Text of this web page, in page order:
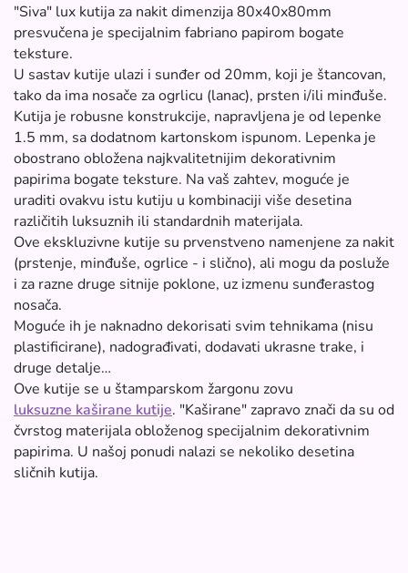
"Siva" lux kutija za nakit dimenzija 80x40x80mm
presvučena je specijalnim fabriano papirom bogate
teksture.
U sastav kutije ulazi i sunđer od 20mm, koji je štancovan,
tako da ima nosače za ogrlicu (lanac), prsten i/ili minđuše.
Kutija je robusne konstrukcije, napravljena je od lepenke
1.5 mm, sa dodatnom kartonskom ispunom. Lepenka je
obostrano obložena najkvalitetnijim dekorativnim
papirima bogate teksture. Na vaš zahtev, moguće je
uraditi ovakvu istu kutiju u kombinaciji više desetina
različitih luksuznih ili standardnih materijala.
Ove ekskluzivne kutije su prvenstveno namenjene za nakit
(prstenje, minđuše, ogrlice - i slično), ali mogu da posluže
i za razne druge sitnije poklone, uz izmenu sunđerastog
nosača.
Moguće ih je naknadno dekorisati svim tehnikama (nisu
plastificirane), nadograđivati, dodavati ukrasne trake, i
druge detalje…
Ove kutije se u štamparskom žargonu zovu
luksuzne kaširane kutije. "Kaširane" zapravo znači da su od
čvrstog materijala obloženog specijalnim dekorativnim
papirima. U našoj ponudi nalazi se nekoliko desetina
sličnih kutija.